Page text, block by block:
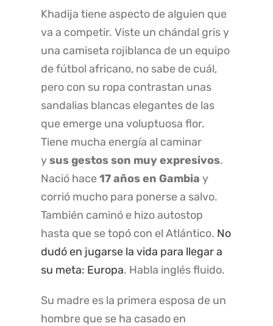
Khadija tiene aspecto de alguien que
va a competir. Viste un chándal gris y
una camiseta rojiblanca de un equipo
de fútbol africano, no sabe de cuál,
pero con su ropa contrastan unas
sandalias blancas elegantes de las
que emerge una voluptuosa flor.
Tiene mucha energía al caminar
ysus gestos son muy expresivos.
Nació hace17 años en Gambia y
corrió mucho para ponerse a salvo.
También caminó e hizo autostop
hasta que se topó con el Atlántico. No
dudó en jugarse la vida para llegar a
su meta: Europa. Habla inglés fluido.
Su madre es la primera esposa de un
hombre que se ha casado en